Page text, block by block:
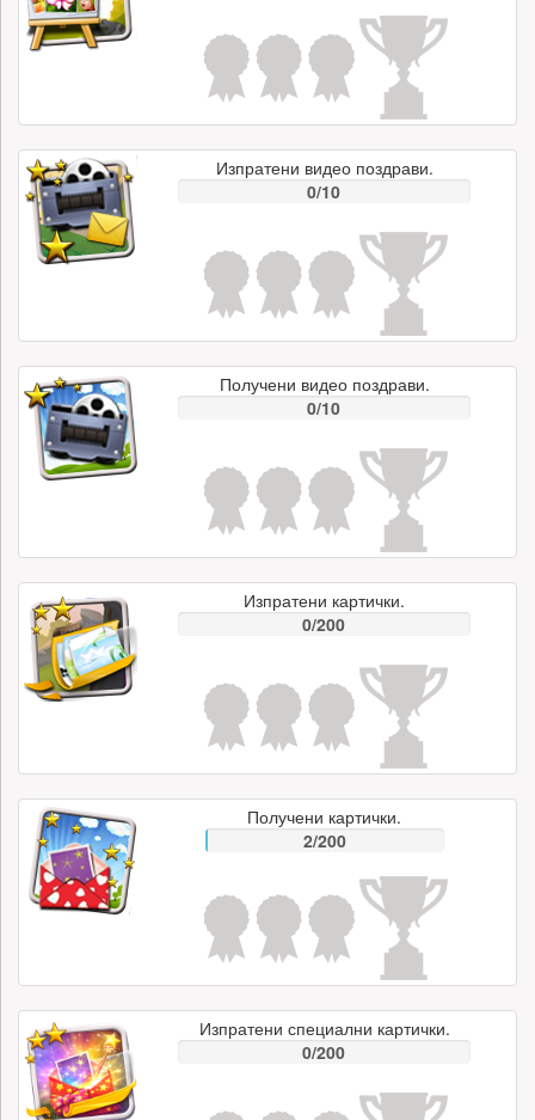
Изпратени видео поздрави.
0/10
Получени видео поздрави.
0/10
Изпратени картички.
0/200
Получени картички.
2/200
Изпратени специални картички.
0/200